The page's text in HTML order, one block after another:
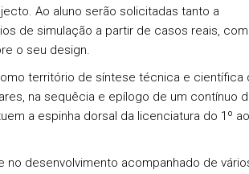
Ao aluno serão solicitadas tanto a
de simulação a partir de casos reais,
o seu design.
território de síntese técnica e científica
na sequêcia e epílogo de um contínuo
a espinha dorsal da licenciatura do 1º
no desenvolvimento acompanhado de